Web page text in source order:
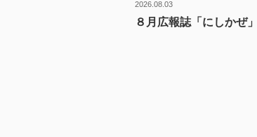
2026.08.03
８月広報誌「にしかぜ」